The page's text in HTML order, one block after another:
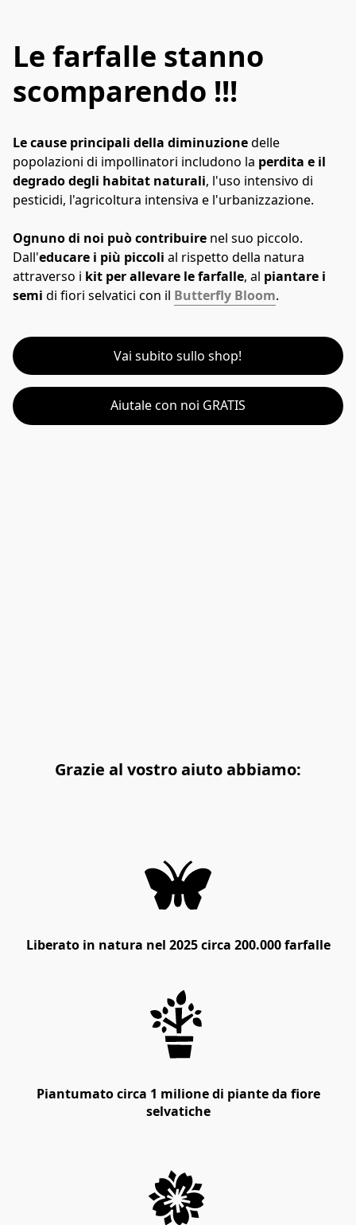
Le farfalle stanno
scomparendo !!!
Le cause principali della diminuzione delle
popolazioni di impollinatori includono la perdita e il
degrado degli habitat naturali, l'uso intensivo di
pesticidi, l'agricoltura intensiva e l'urbanizzazione.
Ognuno di noi può contribuire nel suo piccolo.
Dall'educare i più piccoli al rispetto della natura
attraverso i kit per allevare le farfalle, al piantare i
semi di fiori selvatici con il Butterfly Bloom.
Vai subito sullo shop!
Aiutale con noi GRATIS
Grazie al vostro aiuto abbiamo:
Liberato in natura nel 2025 circa 200.000 farfalle
Piantumato circa 1 milione di piante da fiore
selvatiche